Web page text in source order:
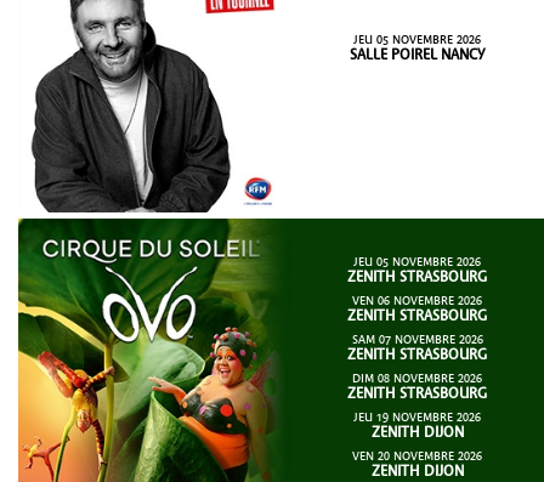
JEU 05 NOVEMBRE 2026
SALLE POIREL NANCY
JEU 05 NOVEMBRE 2026
ZENITH STRASBOURG
VEN 06 NOVEMBRE 2026
ZENITH STRASBOURG
SAM 07 NOVEMBRE 2026
ZENITH STRASBOURG
DIM 08 NOVEMBRE 2026
ZENITH STRASBOURG
JEU 19 NOVEMBRE 2026
ZENITH DIJON
VEN 20 NOVEMBRE 2026
ZENITH DIJON